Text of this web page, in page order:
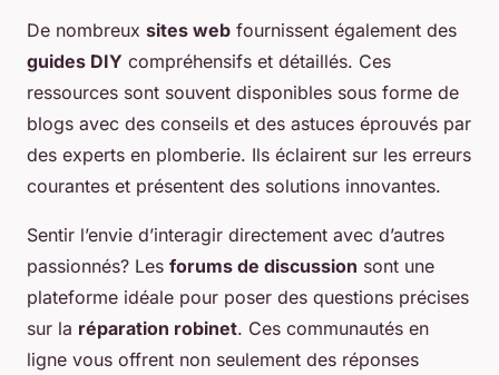
De nombreux sites web fournissent également des
guides DIY compréhensifs et détaillés. Ces
ressources sont souvent disponibles sous forme de
blogs avec des conseils et des astuces éprouvés par
des experts en plomberie. Ils éclairent sur les erreurs
courantes et présentent des solutions innovantes.
Sentir l’envie d’interagir directement avec d’autres
passionnés? Les forums de discussion sont une
plateforme idéale pour poser des questions précises
sur la réparation robinet. Ces communautés en
ligne vous offrent non seulement des réponses